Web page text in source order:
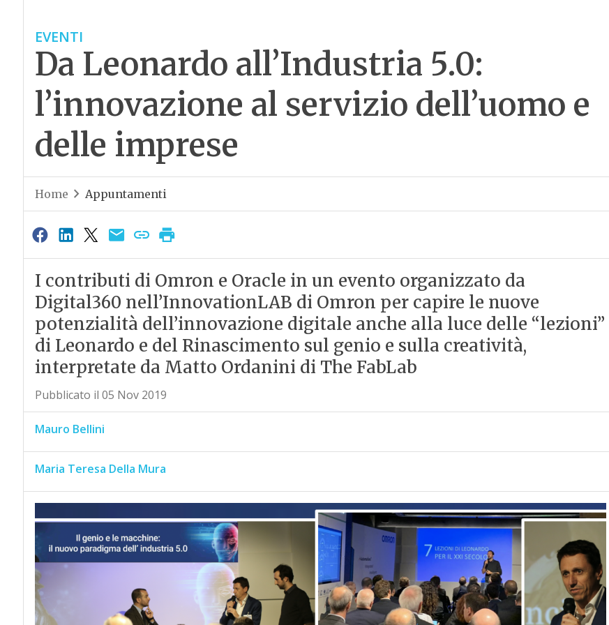
EVENTI
Da Leonardo all’Industria 5.0:
l’innovazione al servizio dell’uomo e
delle imprese
Home Appuntamenti
I contributi di Omron e Oracle in un evento organizzato da
Digital360 nell’InnovationLAB di Omron per capire le nuove
potenzialità dell’innovazione digitale anche alla luce delle “lezioni”
di Leonardo e del Rinascimento sul genio e sulla creatività,
interpretate da Matto Ordanini di The FabLab
Pubblicato il 05 Nov 2019
Mauro Bellini
Maria Teresa Della Mura